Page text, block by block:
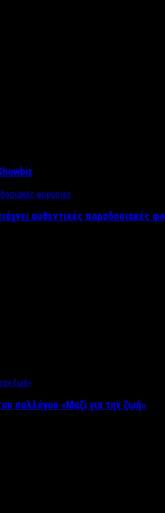
αυθεντικές παραδοσιακές
συλλόγου «Μαζί για την ζωή»